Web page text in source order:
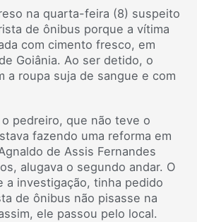
na quarta-feira (8) suspeito
de ônibus porque a vítima
com cimento fresco, em
Goiânia. Ao ser detido, o
a roupa suja de sangue e com
pedreiro, que não teve o
fazendo uma reforma em
de Assis Fernandes
alugava o segundo andar. O
a investigação, tinha pedido
de ônibus não pisasse na
ele passou pelo local.